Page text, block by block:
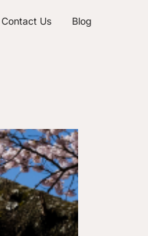
Contact Us Blog